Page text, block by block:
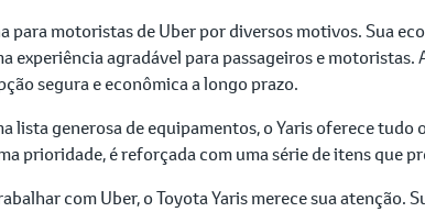
para motoristas de Uber por diversos motivos. Sua
agradável para passageiros e motoristas.
segura e econômica a longo prazo.
lista generosa de equipamentos, o Yaris oferece
prioridade, é reforçada com uma série de itens que
com Uber, o Toyota Yaris merece sua atenção.